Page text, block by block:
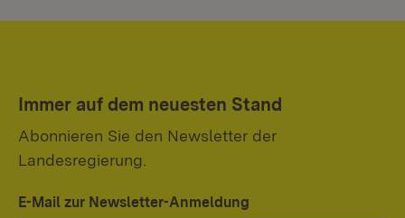
Immer auf dem neuesten Stand
Abonnieren Sie den Newsletter der
Landesregierung.
E-Mail zur Newsletter-Anmeldung